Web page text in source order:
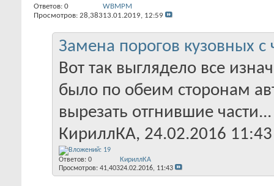
Ответов: 0
Просмотров: 28,383
WBMPM
13.01.2019, 12:59
Замена порогов кузовных с
Вот так выглядело все
было по обеим сторонам
вырезать отгнившие части...
КириллКА‎, 24.02.2016 11:43
Ответов: 0
Просмотров: 41,403
КириллКА
24.02.2016, 11:43